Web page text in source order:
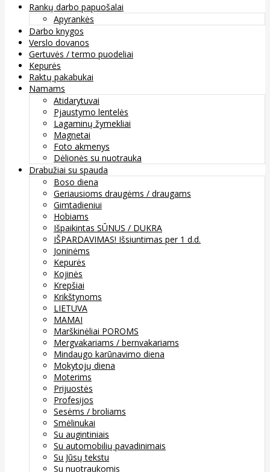
Rankų darbo papuošalai
Apyrankės
Darbo knygos
Verslo dovanos
Gertuvės / termo puodeliai
Kepurės
Raktų pakabukai
Namams
Atidarytuvai
Pjaustymo lentelės
Lagaminų žymekliai
Magnetai
Foto akmenys
Dėlionės su nuotrauka
Drabužiai su spauda
Boso diena
Geriausioms draugėms / draugams
Gimtadieniui
Hobiams
Išpaikintas SŪNUS / DUKRA
IŠPARDAVIMAS! Išsiuntimas per 1 d.d.
Joninėms
Kepurės
Kojinės
Krepšiai
Krikštynoms
LIETUVA
MAMAI
Marškinėliai POROMS
Mergvakariams / bernvakariams
Mindaugo karūnavimo diena
Mokytojų diena
Moterims
Prijuostės
Profesijos
Sesėms / broliams
Smėlinukai
Su augintiniais
Su automobilių pavadinimais
Su Jūsų tekstu
Su nuotraukomis